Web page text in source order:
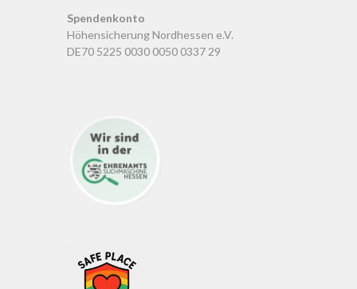
Spendenkonto
Höhensicherung Nordhessen e.V.
DE70 5225 0030 0050 0337 29